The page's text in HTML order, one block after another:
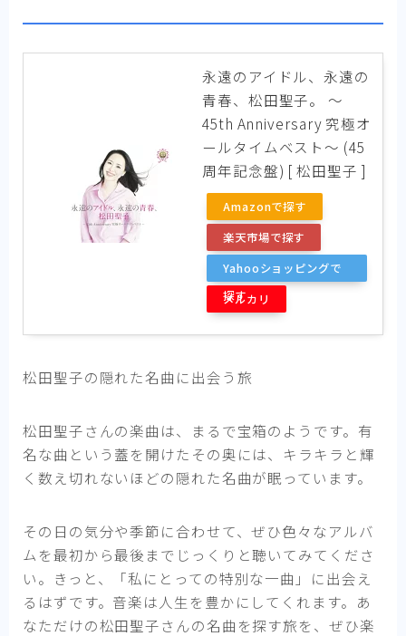
永遠のアイドル、永遠の
青春、松田聖子。 ～
45th Anniversary 究極オ
ールタイムベスト～ (45
周年記念盤) [ 松田聖子 ]
Amazonで探す
楽天市場で探す
Yahooショッピングで
探す
メルカリ
松田聖子の隠れた名曲に出会う旅
松田聖子さんの楽曲は、まるで宝箱のようです。有
名な曲という蓋を開けたその奥には、キラキラと輝
く数え切れないほどの隠れた名曲が眠っています。
その日の気分や季節に合わせて、ぜひ色々なアルバ
ムを最初から最後までじっくりと聴いてみてくださ
い。きっと、「私にとっての特別な一曲」に出会え
るはずです。音楽は人生を豊かにしてくれます。あ
なただけの松田聖子さんの名曲を探す旅を、ぜひ楽